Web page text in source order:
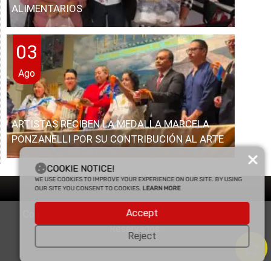
ALIMENTARIOS
03
Ago
ARTISTAS RECIBEN LA MEDALLA MARCELA
PONZANELLI POR SU CONTRIBUCIÓN AL ARTE
Copyright © 2025 Enfasis Comunicaciones. Derechos
Reservados.
COOKIE NOTICE!
WE USE COOKIES TO IMPROVE YOUR EXPERIENCE ON OUR SITE. BY USING
OUR SITE YOU CONSENT TO COOKIES. LEARN MORE
Accept
Reject